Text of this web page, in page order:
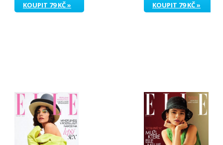
KOUPIT 79 KČ » KOUPIT 79 KČ »